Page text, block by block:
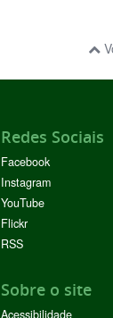
Redes Sociais
Facebook
Instagram
YouTube
Flickr
RSS
Sobre o site